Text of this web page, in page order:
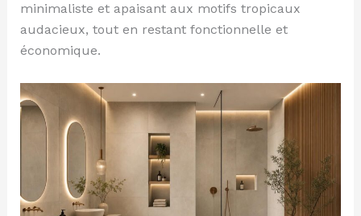
minimaliste et apaisant aux motifs tropicaux
audacieux, tout en restant fonctionnelle et
économique.